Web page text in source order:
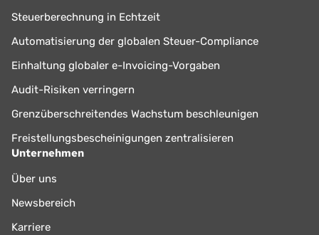
Steuerberechnung in Echtzeit
Automatisierung der globalen Steuer-Compliance
Einhaltung globaler e-Invoicing-Vorgaben
Audit-Risiken verringern
Grenzüberschreitendes Wachstum beschleunigen
Freistellungsbescheinigungen zentralisieren
Unternehmen
Über uns
Newsbereich
Karriere